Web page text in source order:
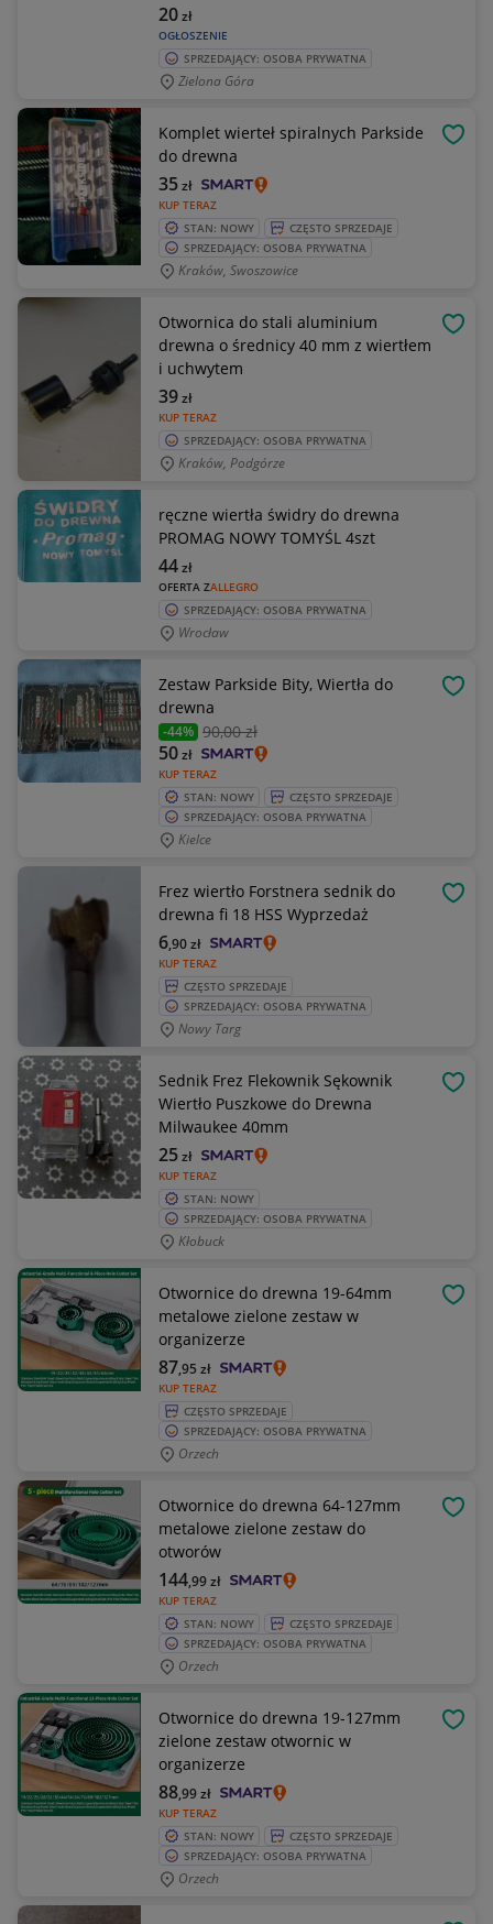
OGŁOSZENIE
20zł
SPRZEDAJĄCY: OSOBA PRYWATNA
Zielona Góra
Komplet wierteł spiralnych Parkside
do drewna
KUP TERAZ
35zł
STAN: NOWY
CZĘSTO SPRZEDAJE
SPRZEDAJĄCY: OSOBA PRYWATNA
Kraków, Swoszowice
Otwornica do stali aluminium
drewna o średnicy 40 mm z wiertłem
i uchwytem
KUP TERAZ
39zł
SPRZEDAJĄCY: OSOBA PRYWATNA
Kraków, Podgórze
ręczne wiertła świdry do drewna
PROMAG NOWY TOMYŚL 4szt
OFERTA ZALLEGRO
44zł
SPRZEDAJĄCY: OSOBA PRYWATNA
Wrocław
Zestaw Parkside Bity, Wiertła do
drewna
-44% 90,00 zł
KUP TERAZ
50zł
STAN: NOWY
CZĘSTO SPRZEDAJE
SPRZEDAJĄCY: OSOBA PRYWATNA
Kielce
Frez wiertło Forstnera sednik do
drewna fi 18 HSS Wyprzedaż
KUP TERAZ
6,90zł
CZĘSTO SPRZEDAJE
SPRZEDAJĄCY: OSOBA PRYWATNA
Nowy Targ
Sednik Frez Flekownik Sękownik
Wiertło Puszkowe do Drewna
Milwaukee 40mm
KUP TERAZ
25zł
STAN: NOWY
SPRZEDAJĄCY: OSOBA PRYWATNA
Kłobuck
Otwornice do drewna 19-64mm
metalowe zielone zestaw w
organizerze
KUP TERAZ
87,95 zł
CZĘSTO SPRZEDAJE
SPRZEDAJĄCY: OSOBA PRYWATNA
Orzech
Otwornice do drewna 64-127mm
metalowe zielone zestaw do
otworów
KUP TERAZ
144,99zł
STAN: NOWY
CZĘSTO SPRZEDAJE
SPRZEDAJĄCY: OSOBA PRYWATNA
Orzech
Otwornice do drewna 19-127mm
zielone zestaw otwornic w
organizerze
KUP TERAZ
88,99zł
STAN: NOWY
CZĘSTO SPRZEDAJE
SPRZEDAJĄCY: OSOBA PRYWATNA
Orzech